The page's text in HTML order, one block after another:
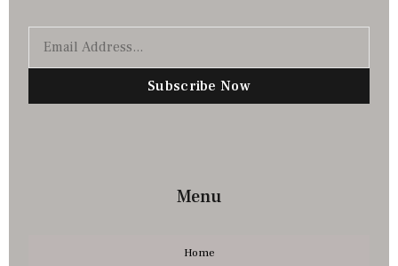
Subscribe Now
Menu
Home